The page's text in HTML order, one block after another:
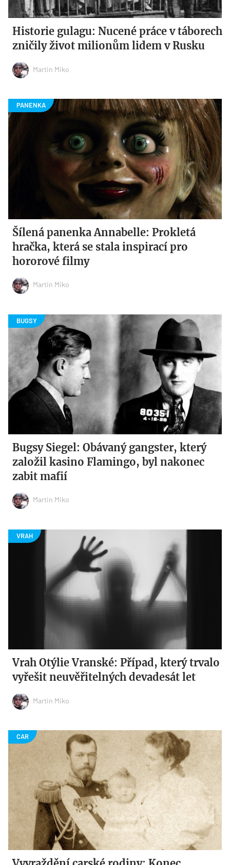
Historie gulagu: Nucené práce v táborech
zničily život milionům lidem v Rusku
Martin Miko
Šílená panenka Annabelle: Prokletá
hračka, která se stala inspirací pro
hororové filmy
Martin Miko
Bugsy Siegel: Obávaný gangster, který
založil kasino Flamingo, byl nakonec
zabit mafií
Martin Miko
Vrah Otýlie Vranské: Případ, který trvalo
vyřešit neuvěřitelných devadesát let
Martin Miko